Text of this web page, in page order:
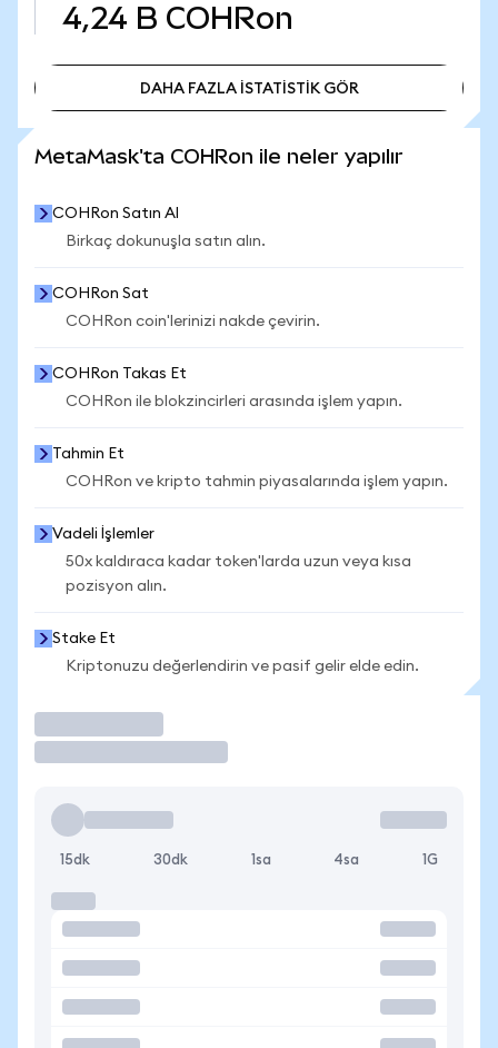
4,24 B COHRon
DAHA FAZLA İSTATİSTİK GÖR
MetaMask'ta COHRon ile neler yapılır
COHRon Satın Al
Birkaç dokunuşla satın alın.
COHRon Sat
COHRon coin'lerinizi nakde çevirin.
COHRon Takas Et
COHRon ile blokzincirleri arasında işlem yapın.
Tahmin Et
COHRon ve kripto tahmin piyasalarında işlem yapın.
Vadeli İşlemler
50x kaldıraca kadar token'larda uzun veya kısa
pozisyon alın.
Stake Et
Kriptonuzu değerlendirin ve pasif gelir elde edin.
15dk 30dk 1sa 4sa 1G